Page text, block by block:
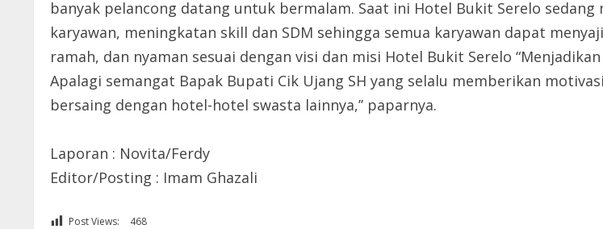
banyak pelancong datang untuk bermalam. Saat ini Hotel Bukit Serelo
karyawan, meningkatan skill dan SDM sehingga semua karyawan dapat
ramah, dan nyaman sesuai dengan visi dan misi Hotel Bukit Serelo
Apalagi semangat Bapak Bupati Cik Ujang SH yang selalu memberikan
bersaing dengan hotel-hotel swasta lainnya,’’ paparnya.
Laporan : Novita/Ferdy
Editor/Posting : Imam Ghazali
Post Views: 468